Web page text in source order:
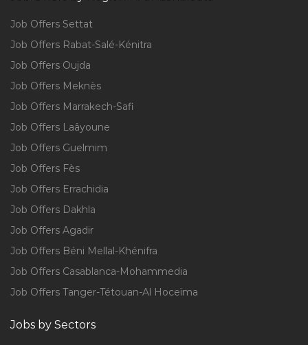
Job Offers Settat
Job Offers Rabat-Salé-Kénitra
Job Offers Oujda
Job Offers Meknès
Job Offers Marrakech-Safi
Job Offers Laâyoune
Job Offers Guelmim
Job Offers Fès
Job Offers Errachidia
Job Offers Dakhla
Job Offers Agadir
Job Offers Béni Mellal-Khénifra
Job Offers Casablanca-Mohammedia
Job Offers Tanger-Tétouan-Al Hoceïma
Jobs by Sectors